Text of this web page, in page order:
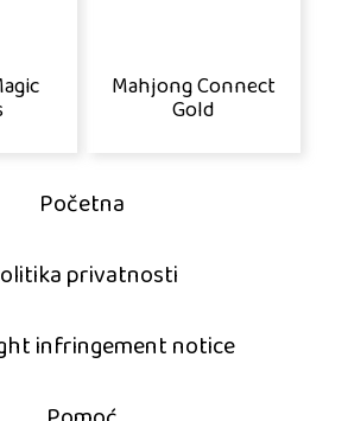
Mahjong Connect
Gold
Početna
privatnosti
infringement notice